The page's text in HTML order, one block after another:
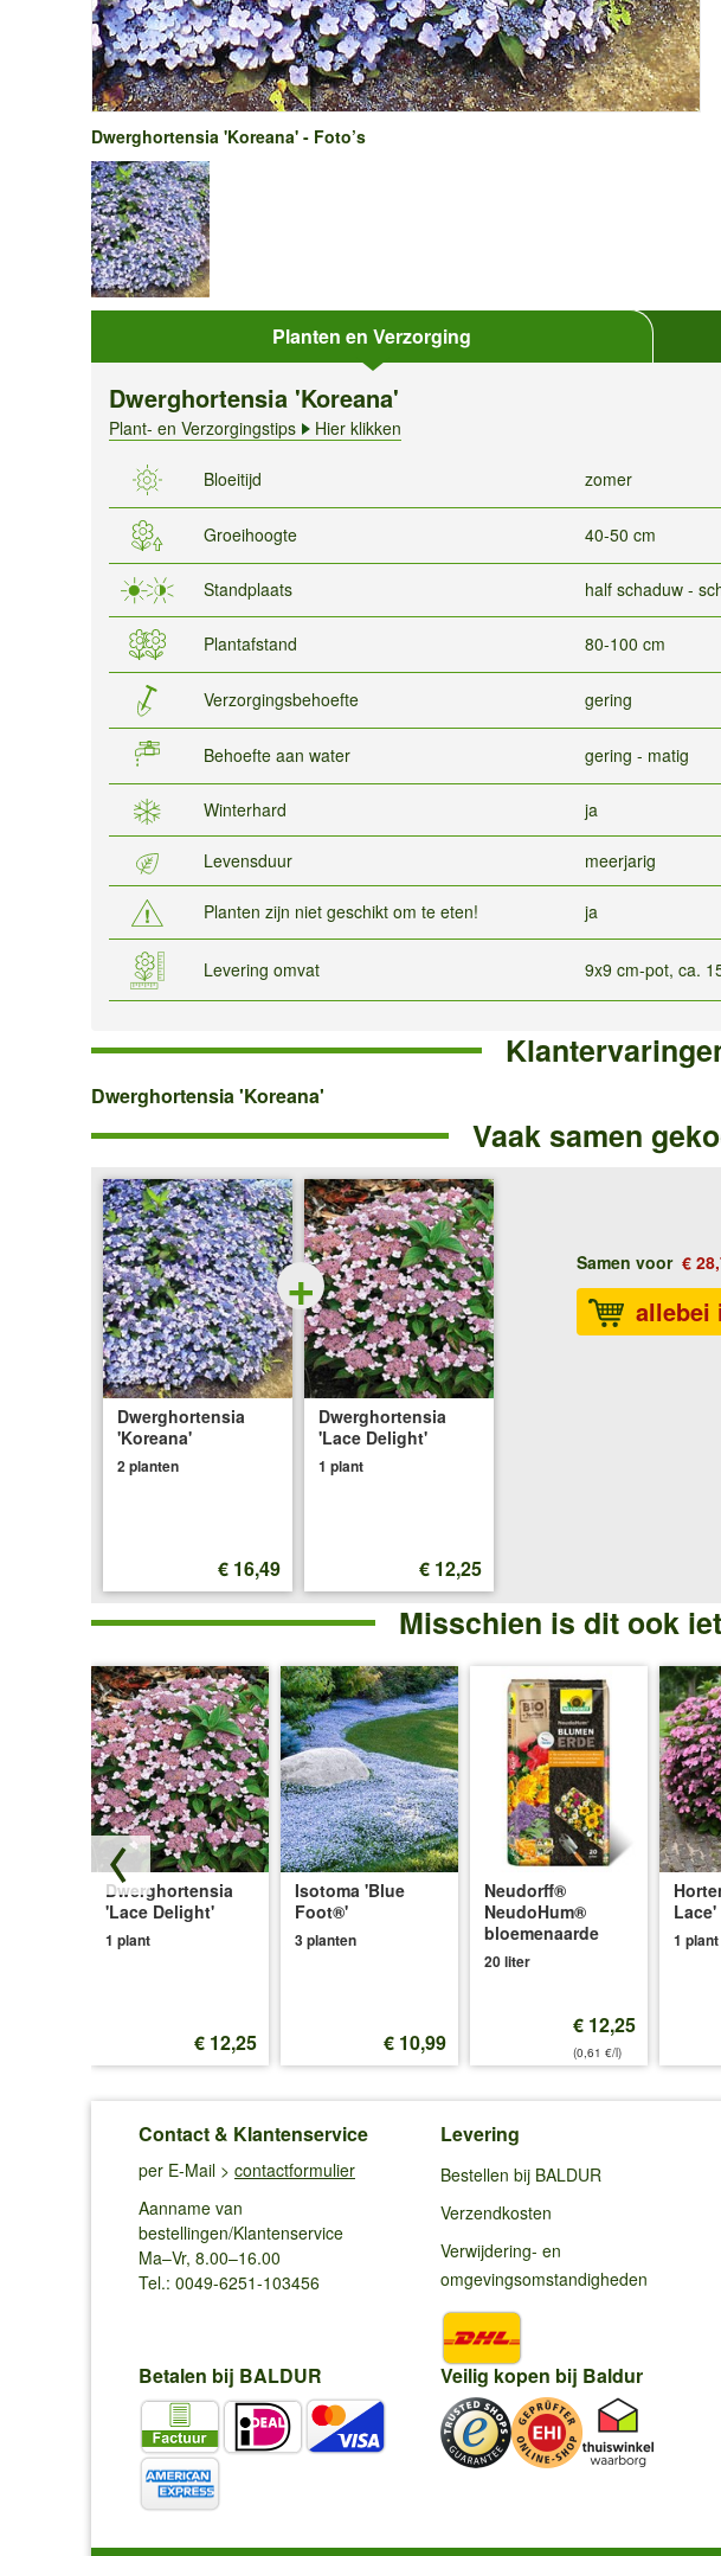
Dwerghortensia 'Koreana' - Foto’s
Planten en Verzorging
Dwerghortensia 'Koreana'
Plant- en Verzorgingstips Hier klikken
Bloeitijd zomer
Groeihoogte 40-50 cm
Standplaats half schaduw -
Plantafstand 80-100 cm
Verzorgingsbehoefte gering
Behoefte aan water gering - matig
Winterhard ja
Levensduur meerjarig
Planten zijn niet geschikt om te eten! ja
Levering omvat 9x9 cm-pot, ca.
Dwerghortensia
Dwerghortensia 'Koreana'
Vaak samen
Dwerghortensia
'Koreana'
2 planten
€ 16,49
+
Dwerghortensia
'Lace Delight'
1 plant
€ 12,25
Samen voor €
allebei
Misschien is dit ook
Dwerghortensia
'Lace Delight'
1 plant
€ 12,25
Isotoma 'Blue
Foot®'
3 planten
€ 10,99
Neudorff®
NeudoHum®
bloemenaarde
20 liter
€ 12,25
(0,61 €/l)
Lace'
1 plant
Contact & Klantenservice
per E-Mail > contactformulier
Aanname van
bestellingen/Klantenservice
Ma–Vr, 8.00–16.00
Tel.: 0049-6251-103456
Levering
Bestellen bij BALDUR
Verzendkosten
Verwijdering- en
omgevingsomstandigheden
Betalen bij BALDUR Veilig kopen bij Baldur